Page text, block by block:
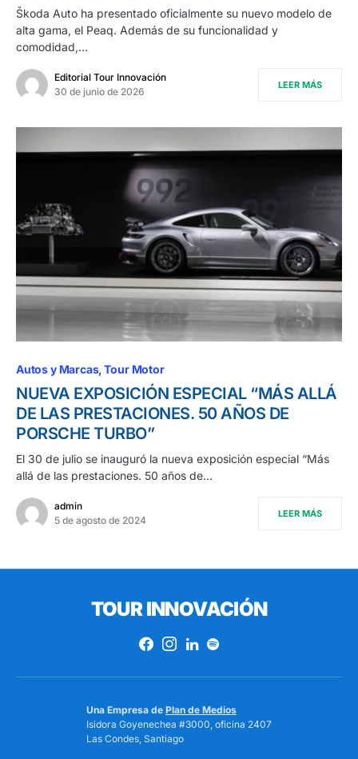
Škoda Auto ha presentado oficialmente su nuevo modelo de
alta gama, el Peaq. Además de su funcionalidad y
comodidad,…
Editorial Tour Innovación
30 de junio de 2026
LEER MÁS
Autos y Marcas Tour Motor
NUEVA EXPOSICIÓN ESPECIAL “MÁS ALLÁ
DE LAS PRESTACIONES. 50 AÑOS DE
PORSCHE TURBO”
El 30 de julio se inauguró la nueva exposición especial “Más
allá de las prestaciones. 50 años de…
admin
5 de agosto de 2024
LEER MÁS
TOUR INNOVACIÓN
Una Empresa de Plan de Medios
Isidora Goyenechea #3000, oficina 2407
Las Condes, Santiago